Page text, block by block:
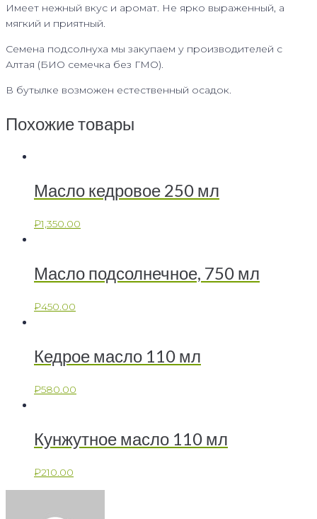
Имеет нежный вкус и аромат. Не ярко выраженный, а
мягкий и приятный.
Семена подсолнуха мы закупаем у производителей с
Алтая (БИО семечка без ГМО).
В бутылке возможен естественный осадок.
Похожие товары
Масло кедровое 250 мл
₽1,350.00
Масло подсолнечное, 750 мл
₽450.00
Кедрое масло 110 мл
₽580.00
Кунжутное масло 110 мл
₽210.00